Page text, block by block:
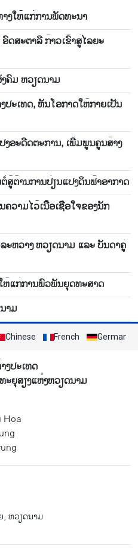
ງ​ໃຫ້​ແກ່​ການ​ພັດ​ທະ​ນາ
ດສະຕາລີ ກ້າວເຂົ້າສູ່ໄລຍະ
ຄົມ ຫວຽດ​ນາມ
ະເທດ, ຫັນໂອກາດໃຫ້ກາຍເປັນ
ອະ​ດີດ​ຕະ​ການ, ເພີ່ມ​ພູນ​ຄູນ​ສ້າງ​
ສູ້​ຕ້ານ​ການ​ປ່ຽນ​ແປງ​ດິນ​ຟ້າ​ອາ​ກາດ
ວາມໄວ້ເນື້ອເຊື່ອໃຈຂອງນັກ
ຫວ່າງ ຫວຽດ​ນາມ ແລະ ບັນ​ດາ​ຄູ່​
ຫ້ແກ່ການພົວພັນຍຸດທະສາດ
າມ
Chinese French German
ງປະເທດ
ະຍຸສຽງແຫ່ງຫວຽດນາມ
Hoa
, ຫວຽດນາມ